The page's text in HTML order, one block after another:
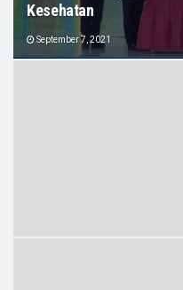
Kesehatan
September 7, 2021